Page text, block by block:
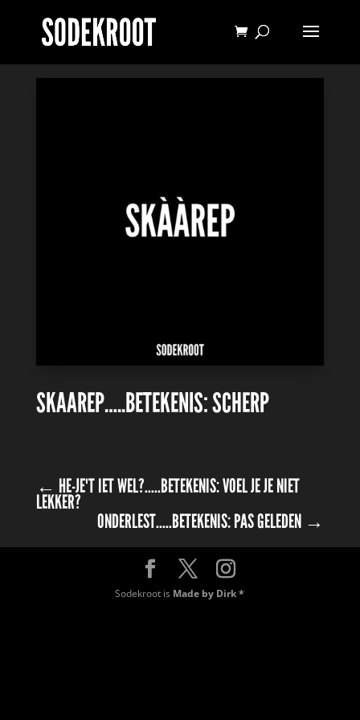
SKAAREP…..BETEKENIS: SCHERP
← HE-JE'T IET WEL?.....BETEKENIS: VOEL JE JE NIET
LEKKER?
ONDERLEST.....BETEKENIS: PAS GELEDEN →
Sodekroot is Made by Dirk *